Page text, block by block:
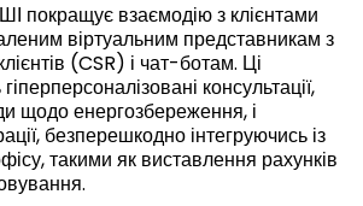
покращує взаємодію з клієнтами
віртуальним представникам з
(CSR) і чат-ботам. Ці
консультації,
щодо енергозбереження, і
безперешкодно інтегруючись із
такими як виставлення рахунків